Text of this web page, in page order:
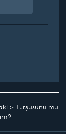
>Turşusunu mu